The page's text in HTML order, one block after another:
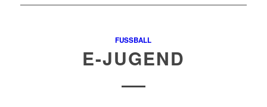
FUSSBALL
E-JUGEND